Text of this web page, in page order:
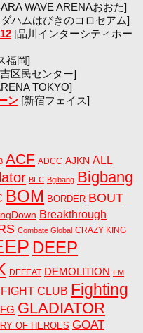
WAVE ARENAおおた]
ハムはびきのコロセアム]
[品川インターシティホー
福岡]
区民センター]
TOKYO]
ン [新宿フェイス]
ACF ADCC AJKN ALL
BFC Bgibang Bigbang
BOM BORDER BOUT
Breakthrough
Combate Global CRAZY KING
DEEP
DEFEAT DEMOLITION EM
FIGHT CLUB Fighting
GLADIATOR
OF HEROES GOAT